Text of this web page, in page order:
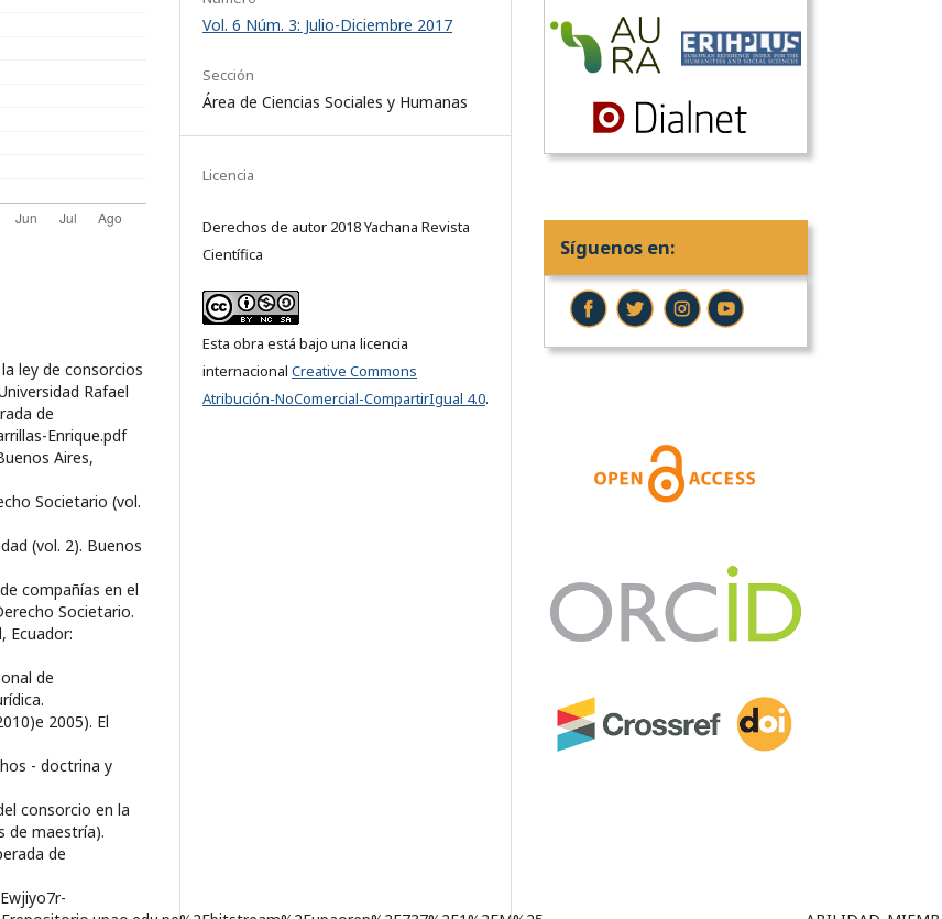
ley de consorcios
Rafael
de
Enrique.pdf
Aires,
Societario (vol.
(vol. 2). Buenos
compañías en el
Societario.
Ecuador:
de
2005). El
- doctrina y
consorcio en la
de maestría).
de
Vol. 6 Núm. 3: Julio-Diciembre 2017
Sección
Área de Ciencias Sociales y Humanas
Licencia
Derechos de autor 2018 Yachana Revista
Científica
Esta obra está bajo una licencia
internacional Creative Commons
Atribución-NoComercial-CompartirIgual 4.0.
Síguenos en: